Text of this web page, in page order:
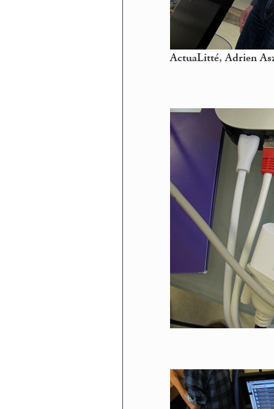
ActuaLitté, Adrien